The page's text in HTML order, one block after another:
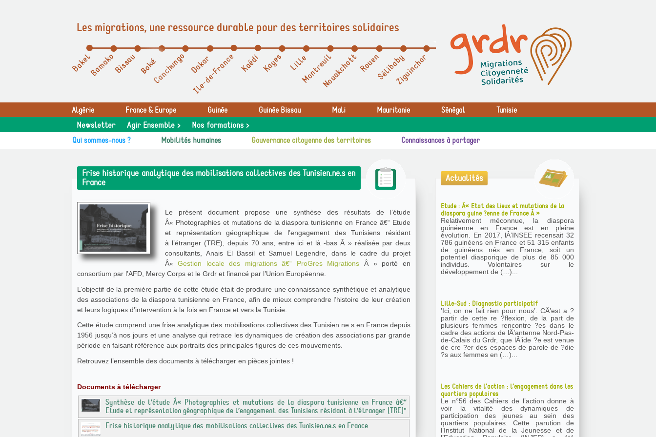
Les migrations, une ressource durable pour des territoires solidaires
Algérie France & Europe Guinée Guinée Bissau Mali Mauritanie Sénégal Tunisie
Newsletter Agir Ensemble > Nos formations >
Qui sommes-nous ? Mobilités humaines Gouvernance citoyenne des territoires Connaissances à partager
Frise historique analytique des mobilisations collectives des Tunisien.ne.s en
France
Le présent document propose une synthèse des résultats de l’étude
Â« Photographies et mutations de la diaspora tunisienne en France â€“ Etude
et représentation géographique de l’engagement des Tunisiens résidant
à l’étranger (TRE), depuis 70 ans, entre ici et là -bas Â » réalisée par deux
consultants, Anais El Bassil et Samuel Legendre, dans le cadre du projet
Â« Gestion locale des migrations â€“ ProGres Migrations Â » porté en
consortium par l’AFD, Mercy Corps et le Grdr et financé par l’Union Européenne.
L’objectif de la première partie de cette étude était de produire une connaissance synthétique et analytique
des associations de la diaspora tunisienne en France, afin de mieux comprendre l’histoire de leur création
et leurs logiques d’intervention à la fois en France et vers la Tunisie.
Cette étude comprend une frise analytique des mobilisations collectives des Tunisien.ne.s en France depuis
1956 jusqu’à nos jours et une analyse qui retrace les dynamiques de création des associations par grande
période en faisant référence aux portraits des principales figures de ces mouvements.
Retrouvez l’ensemble des documents à télécharger en pièces jointes !
Documents à télécharger
Synthèse de l’étude Â« Photographies et mutations de la diaspora tunisienne en France â€“
Etude et représentation géographique de l’engagement des Tunisiens résidant à l’étranger (TRE)"
Frise historique analytique des mobilisations collectives des Tunisien.ne.s en France
Actualités
Etude : Â« Etat des lieux et mutations de la
diaspora guine ?enne de France Â »
Relativement méconnue, la diaspora
guinéenne en France est en pleine
évolution. En 2017, lÂ’INSEE recensait 32
786 guinéens en France et 51 315 enfants
de guinéens nés en France, soit un
potentiel diasporique de plus de 85 000
individus. Volontaires sur le
développement de (…)...
Lille-Sud : Diagnostic participatif
’Ici, on ne fait rien pour nous’. CÂ’est a ?
partir de cette re ?flexion, de la part de
plusieurs femmes rencontre ?es dans le
cadre des actions de lÂ’antenne Nord-Pas-
de-Calais du Grdr, que lÂ’ide ?e est venue
de cre ?er des espaces de parole de ?die
?s aux femmes en (…)...
Les Cahiers de l’action : l’engagement dans les
quartiers populaires
Le n°56 des Cahiers de l’action donne à
voir la vitalité des dynamiques de
participation des jeunes au sein des
quartiers populaires. Cette parution de
l’Institut National de la Jeunesse et de